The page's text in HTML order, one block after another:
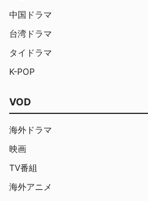
中国ドラマ
台湾ドラマ
タイドラマ
K-POP
VOD
海外ドラマ
映画
TV番組
海外アニメ